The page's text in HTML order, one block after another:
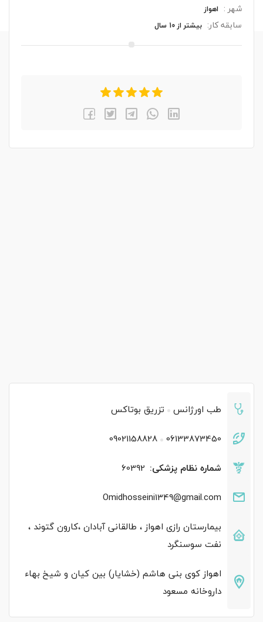
شهر : اهواز
سابقه کار: بیشتر از 10 سال
طب اورژانس
تزریق بوتاکس
06133873450
09021158828
شماره نظام پزشکی: 60392
Omidhosseini1349@gmail.com
بیمارستان رازی اهواز ، طالقانی آبادان ،کارون گتوند ،
نفت سوسنگرد
اهواز کوی بنی هاشم (خشایار) بین کیان و شیخ بهاء
داروخانه مسعود